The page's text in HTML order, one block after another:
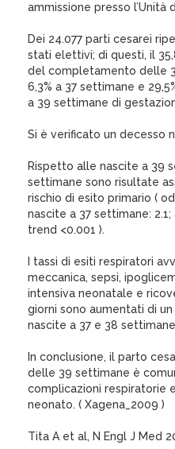
ammissione presso l’Unità
Dei 24.077 parti cesarei
stati elettivi; di questi, il
del completamento delle
6,3% a 37 settimane e
a 39 settimane di
Si è verificato un decesso
Rispetto alle nascite a 39
settimane sono risultate
rischio di esito primario (
nascite a 37 settimane:
trend <0.001 ).
I tassi di esiti respiratori
meccanica, sepsi,
intensiva neonatale e
giorni sono aumentati di
nascite a 37 e 38
In conclusione, il parto
delle 39 settimane è
complicazioni respiratorie
neonato. ( Xagena_2009 )
Tita A et al, N Engl J Med